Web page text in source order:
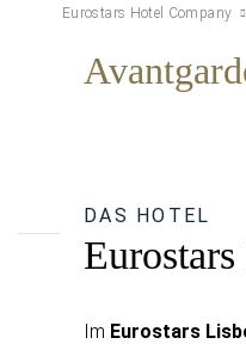
Eurostars Hotel Company
DAS HOTEL
Im Eurostars